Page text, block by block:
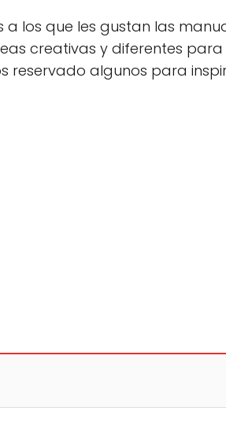
a los que les gustan las
creativas y diferentes
reservado algunos para